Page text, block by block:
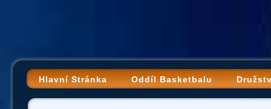
Hlavní Stránka Oddíl Basketbalu